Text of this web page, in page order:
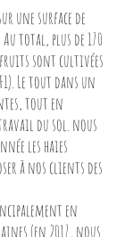
une surface de
Au total, plus de 170
sont cultivées
Le tout dans un
tout en
du sol. nous
les haies
à nos clients des
en
(en 2017, nous